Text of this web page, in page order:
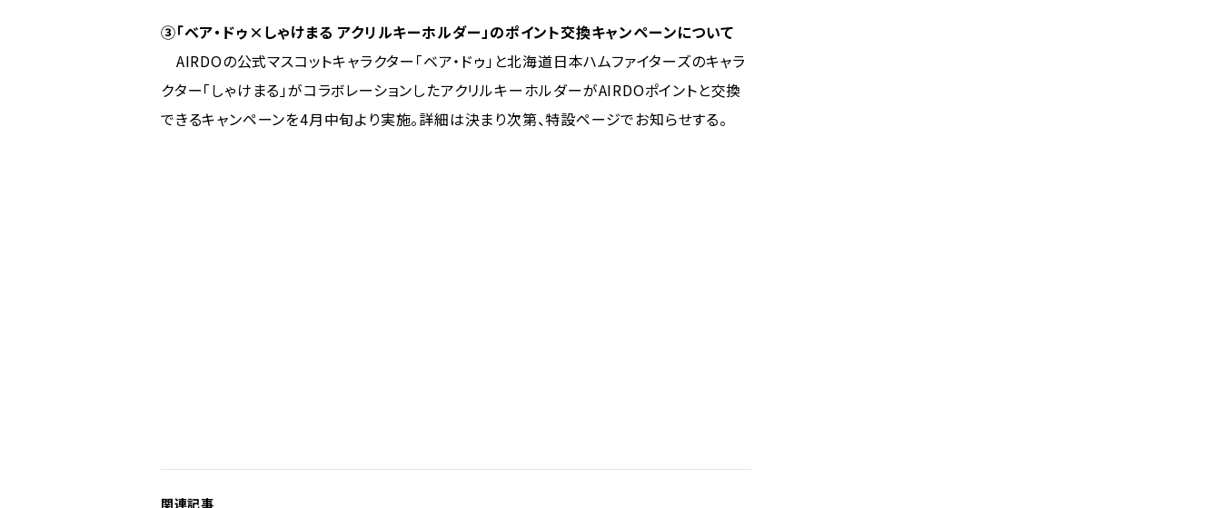
③「ベア・ドゥ×しゃけまる アクリルキーホルダー」のポイント交換キャンペーンについて
AIRDOの公式マスコットキャラクター「ベア・ドゥ」と北海道日本ハムファイターズのキャラ
クター「しゃけまる」がコラボレーションしたアクリルキーホルダーがAIRDOポイントと交換
できるキャンペーンを4月中旬より実施。詳細は決まり次第、特設ページでお知らせする。
関連記事